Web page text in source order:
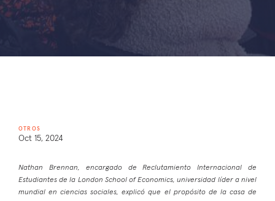
OTROS
Oct 15, 2024
Nathan Brennan, encargado de Reclutamiento Internacional de
Estudiantes de la London School of Economics, universidad líder a nivel
mundial en ciencias sociales, explicó que el propósito de la casa de